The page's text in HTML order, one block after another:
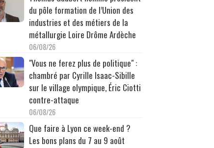
du pôle formation de l’Union des
industries et des métiers de la
métallurgie Loire Drôme Ardèche
06/08/26
"Vous ne ferez plus de politique" :
chambré par Cyrille Isaac-Sibille
sur le village olympique, Éric Ciotti
contre-attaque
06/08/26
Que faire à Lyon ce week-end ?
Les bons plans du 7 au 9 août